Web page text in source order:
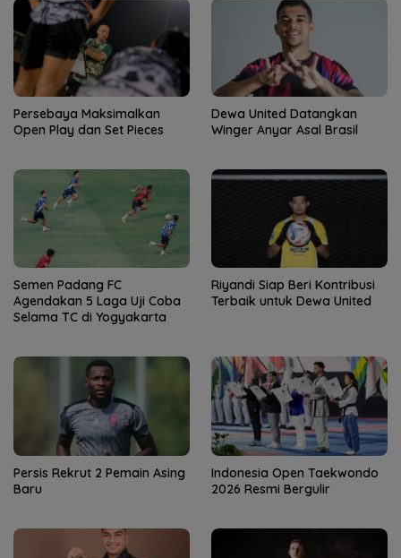
Persebaya Maksimalkan
Open Play dan Set Pieces
Dewa United Datangkan
Winger Anyar Asal Brasil
Semen Padang FC
Agendakan 5 Laga Uji Coba
Selama TC di Yogyakarta
Riyandi Siap Beri Kontribusi
Terbaik untuk Dewa United
Persis Rekrut 2 Pemain Asing
Baru
Indonesia Open Taekwondo
2026 Resmi Bergulir